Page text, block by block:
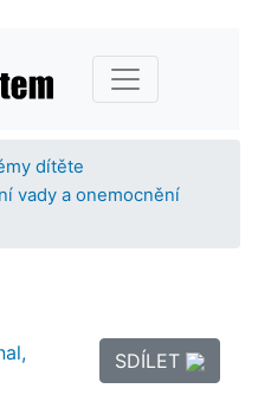
dítěte
vady a onemocnění
SDÍLET